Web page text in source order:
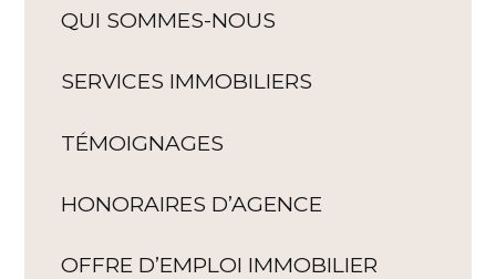
QUI SOMMES-NOUS
SERVICES IMMOBILIERS
TÉMOIGNAGES
HONORAIRES D’AGENCE
OFFRE D’EMPLOI IMMOBILIER